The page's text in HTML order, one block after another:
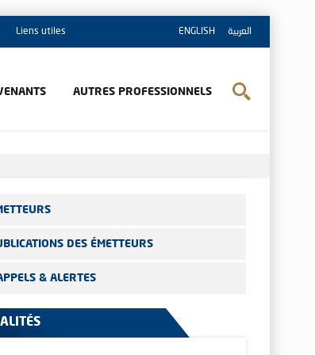
ENGLISH العربية Liens utiles
AUTRES PROFESSIONNELS
DES ÉMETTEURS
& ALERTES